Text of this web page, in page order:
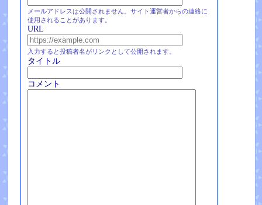
メールアドレスは公開されません。サイト運営者からの連絡に
使用されることがあります。
URL
入力すると投稿者名がリンクとして公開されます。
タイトル
コメント